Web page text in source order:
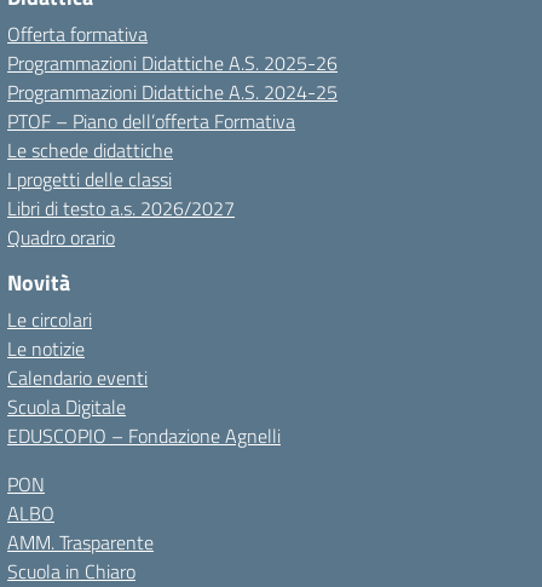
Offerta formativa
Programmazioni Didattiche A.S. 2025-26
Programmazioni Didattiche A.S. 2024-25
PTOF – Piano dell’offerta Formativa
Le schede didattiche
I progetti delle classi
Libri di testo a.s. 2026/2027
Quadro orario
Novità
Le circolari
Le notizie
Calendario eventi
Scuola Digitale
EDUSCOPIO – Fondazione Agnelli
PON
ALBO
AMM. Trasparente
Scuola in Chiaro